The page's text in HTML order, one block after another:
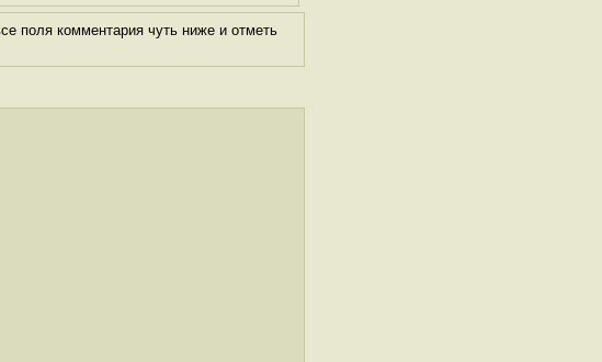
поля комментария чуть ниже и отметь